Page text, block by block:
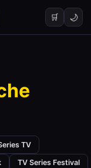
🛒 🌙
TV
TV Series Festival